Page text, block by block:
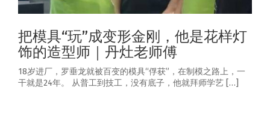
把模具“玩”成变形金刚，他是花样灯
饰的造型师｜丹灶老师傅
18岁进厂，罗垂龙就被百变的模具“俘获”，在制模之路上，一
干就是24年。 从普工到技工，没有底子，他就拜师学艺 […]